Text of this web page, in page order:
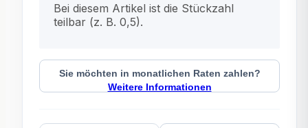
Bei diesem Artikel ist die Stückzahl
teilbar (z. B. 0,5).
Sie möchten in monatlichen Raten zahlen?
Weitere Informationen